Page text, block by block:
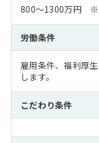
800～1300万円 ※
労働条件
雇用条件、福利厚
します。
こだわり条件